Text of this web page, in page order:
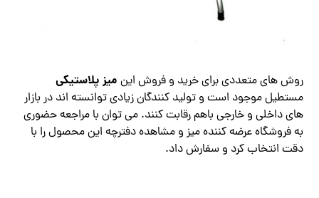
روش های متعددی برای خرید و فروش این میز پلاستیکی
مستطیل موجود است و تولید کنندگان زیادی توانسته اند در بازار
های داخلی و خارجی باهم رقابت کنند. می توان با مراجعه حضوری
به فروشگاه عرضه کننده میز و مشاهده دفترچه این محصول را با
دقت انتخاب کرد و سفارش داد.